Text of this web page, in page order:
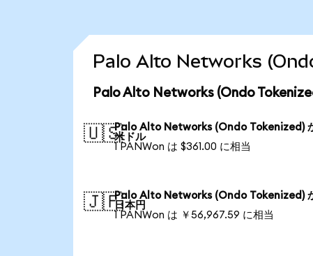
Palo Alto Networks (Ondo
Palo Alto Networks (Ondo
🇺🇸Palo Alto Networks (Ondo Tokenized)
米ドル
1 PANWon は $361.00 に相当
🇯🇵Palo Alto Networks (Ondo Tokenized)
日本円
1 PANWon は ￥56,967.59 に相当